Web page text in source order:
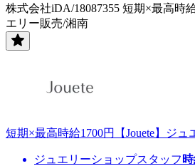
株式会社iDA/18087355 短期×最高時
エリー販売/湘南
短期×最高時給1700円【Jouete】ジュ
ジュエリーショップスタッフ